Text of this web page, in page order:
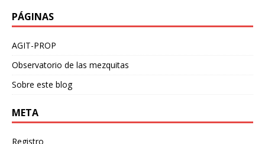
PÁGINAS
AGIT-PROP
Observatorio de las mezquitas
Sobre este blog
META
Registro